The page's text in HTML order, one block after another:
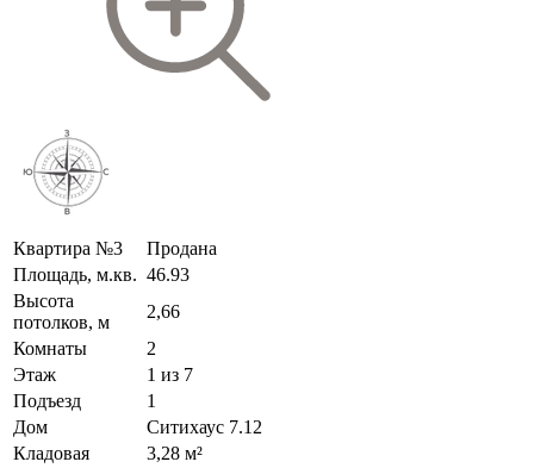
Квартира №3
Продана
Площадь, м.кв. 46.93
Высота
потолков, м
2,66
Комнаты
2
Этаж
1 из 7
Подъезд
1
Дом
Ситихаус 7.12
Кладовая
3,28 м²